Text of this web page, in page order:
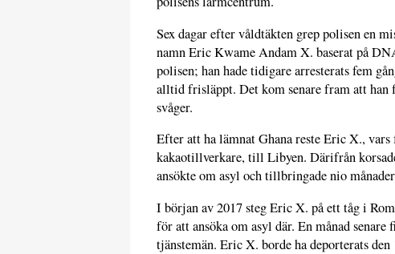
Sex dagar efter våldtäkten grep polisen en
namn Eric Kwame Andam X. baserat på
polisen; han hade tidigare arresterats fem
alltid frisläppt. Det kom senare fram att
svåger.
Efter att ha lämnat Ghana reste Eric X.,
kakaotillverkare, till Libyen. Därifrån
ansökte om asyl och tillbringade nio
I början av 2017 steg Eric X. på ett tåg i
för att ansöka om asyl där. En månad senare
tjänstemän. Eric X. borde ha deporterats